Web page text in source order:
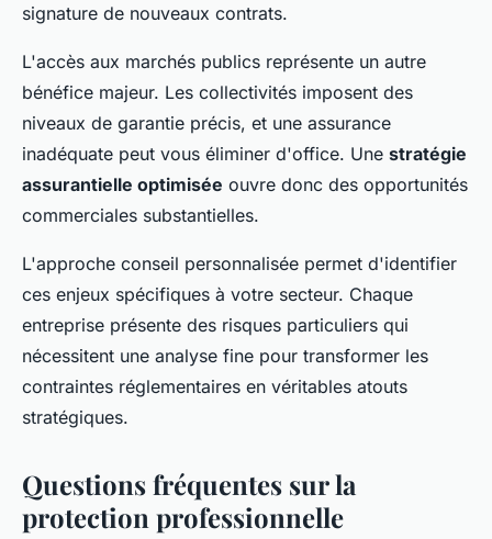
signature de nouveaux contrats.
L'accès aux marchés publics représente un autre
bénéfice majeur. Les collectivités imposent des
niveaux de garantie précis, et une assurance
inadéquate peut vous éliminer d'office. Une stratégie
assurantielle optimisée ouvre donc des opportunités
commerciales substantielles.
L'approche conseil personnalisée permet d'identifier
ces enjeux spécifiques à votre secteur. Chaque
entreprise présente des risques particuliers qui
nécessitent une analyse fine pour transformer les
contraintes réglementaires en véritables atouts
stratégiques.
Questions fréquentes sur la
protection professionnelle